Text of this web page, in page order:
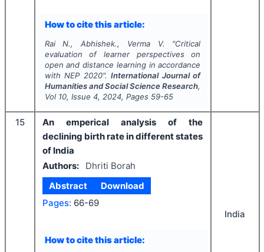
How to cite this article:
Rai N., Abhishek., Verma V. "Critical
evaluation of learner perspectives on
open and distance learning in accordance
with NEP 2020".International Journal of
Humanities and Social Science Research,
Vol 10, Issue 4, 2024, Pages 59-65
15
An emperical analysis of the
declining birth rate in different states
of India
Authors:
Dhriti Borah
Abstract
Download
Pages: 66-69
How to cite this article:
India